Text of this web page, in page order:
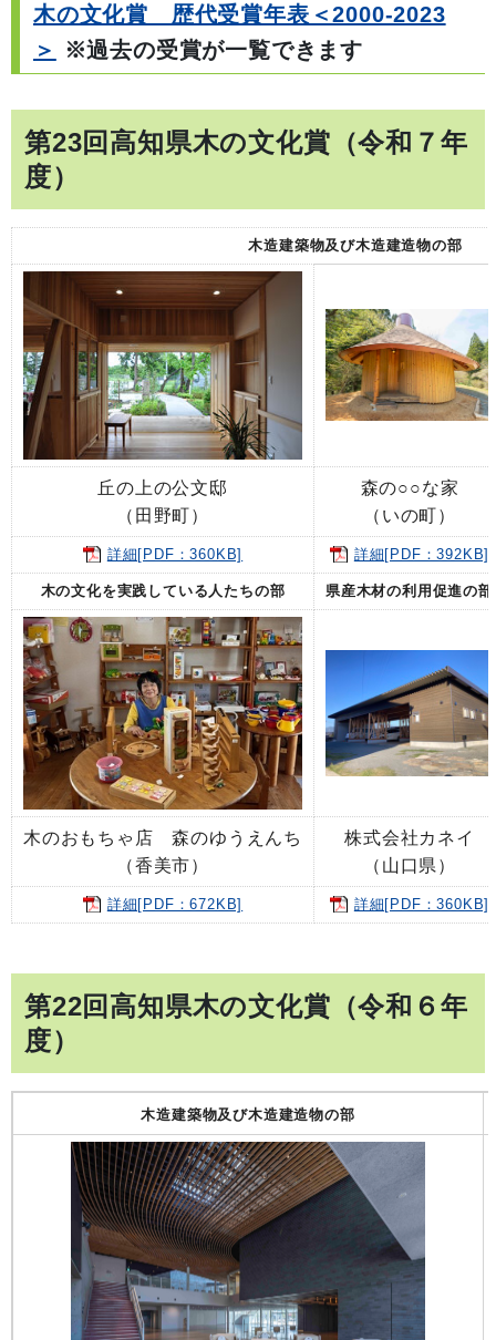
木の文化賞 歴代受賞年表＜2000-2023
＞
※過去の受賞が一覧できます
第23回高知県木の文化賞（令和７年
度）
木造建築物及び木造建造物の部
丘の上の公文邸
（田野町）
森の○○な家
（いの町）
詳細[PDF：360KB] 詳細[PDF：392KB]
木の文化を実践している人たちの部 県産木材の利用促進の部
木のおもちゃ店 森のゆうえんち
（香美市）
株式会社カネイ
（山口県）
詳細[PDF：672KB] 詳細[PDF：360KB]
第22回高知県木の文化賞（令和６年
度）
木造建築物及び木造建造物の部